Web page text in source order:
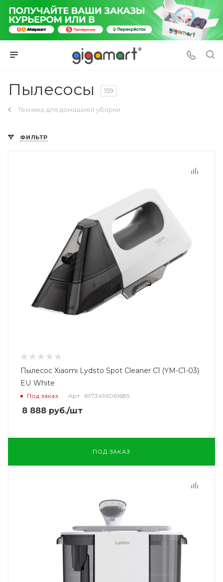
Пылесосы 159
Техника для домашней уборки
ФИЛЬТР
Пылесос Xiaomi Lydsto Spot Cleaner C1 (YM-C1-03)
EU White
Под заказ Арт.: 6973496061685
8 888 руб./шт
ПОД ЗАКАЗ